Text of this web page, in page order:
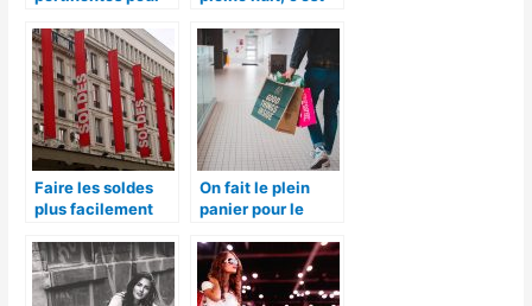
en ligne
Faire les soldes
plus facilement
On fait le plein
panier pour le
malines